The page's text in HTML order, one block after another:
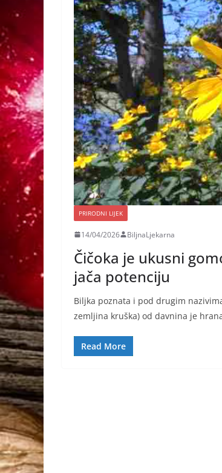
PRIRODNI LIJEK
14/04/2026 BiljnaLjekarna
Čičoka je ukusni
jača potenciju
Biljka poznata i pod drugim
zemljina kruška) od davnina je
Read More